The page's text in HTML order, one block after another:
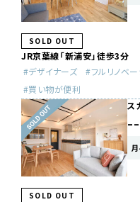
SOLD OUT
JR京葉線「新浦安」徒歩3分
デザイナーズ
フルリノベー
買い物が便利
ス
SOLD OUT